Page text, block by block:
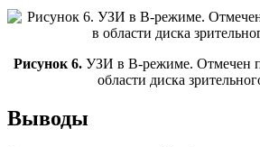
Рисунок 6.УЗИ в B-режиме. Отмечен
области диска
Выводы